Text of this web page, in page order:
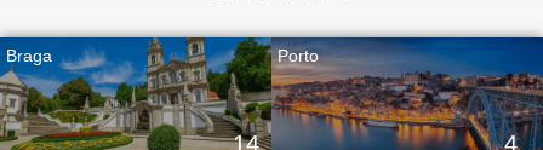
Braga
14
Porto
4